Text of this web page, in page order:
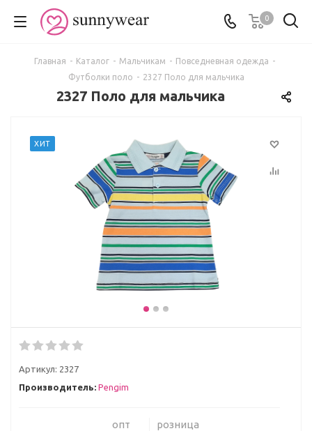
0
Главная - Каталог - Мальчикам - Повседневная одежда -
Футболки поло - 2327 Поло для мальчика
2327 Поло для мальчика
ХИТ
Артикул: 2327
Производитель: Pengim
опт розница